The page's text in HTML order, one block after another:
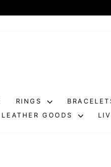
RINGS
LEATHER GOODS